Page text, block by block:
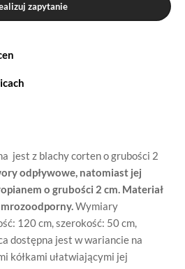
jest z blachy corten o grubości 2
odpływowe, natomiast jej
o grubości 2 cm. Materiał
Wymiary
120 cm, szerokość: 50 cm,
dostępna jest w wariancie na
kółkami ułatwiającymi jej
zapytanie